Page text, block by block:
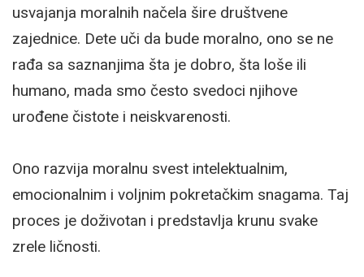
usvajanja moralnih načela šire društvene
zajednice. Dete uči da bude moralno, ono se ne
rađa sa saznanjima šta je dobro, šta loše ili
humano, mada smo često svedoci njihove
urođene čistote i neiskvarenosti.
Ono razvija moralnu svest intelektualnim,
emocionalnim i voljnim pokretačkim snagama. Taj
proces je doživotan i predstavlja krunu svake
zrele ličnosti.